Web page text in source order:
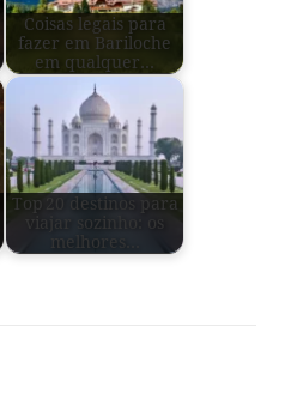
Coisas legais para
fazer em Bariloche
em qualquer…
Top 20 destinos para
viajar sozinho: os
melhores…